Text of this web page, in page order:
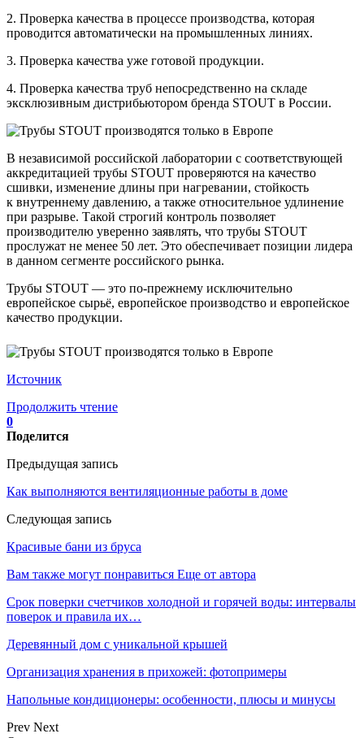
2. Проверка качества в процессе производства, которая
проводится автоматически на промышленных линиях.
3. Проверка качества уже готовой продукции.
4. Проверка качества труб непосредственно на складе
эксклюзивным дистрибьютором бренда STOUT в России.
В независимой российской лаборатории с соответствующей
аккредитацией трубы STOUT проверяются на качество
сшивки, изменение длины при нагревании, стойкость
к внутреннему давлению, а также относительное удлинение
при разрыве. Такой строгий контроль позволяет
производителю уверенно заявлять, что трубы STOUT
прослужат не менее 50 лет. Это обеспечивает позиции лидера
в данном сегменте российского рынка.
Трубы STOUT — это по-прежнему исключительно
европейское сырьё, европейское производство и европейское
качество продукции.
Источник
Продолжить чтение
0
Поделится
Предыдущая запись
Как выполняются вентиляционные работы в доме
Следующая запись
Красивые бани из бруса
Вам также могут понравиться Еще от автора
Срок поверки счетчиков холодной и горячей воды: интервалы
поверок и правила их…
Деревянный дом с уникальной крышей
Организация хранения в прихожей: фотопримеры
Напольные кондиционеры: особенности, плюсы и минусы
Prev Next